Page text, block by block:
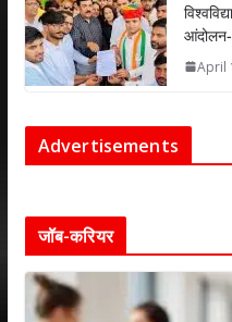
आंदोलन-
April
Advertisements
जॉब-करियर